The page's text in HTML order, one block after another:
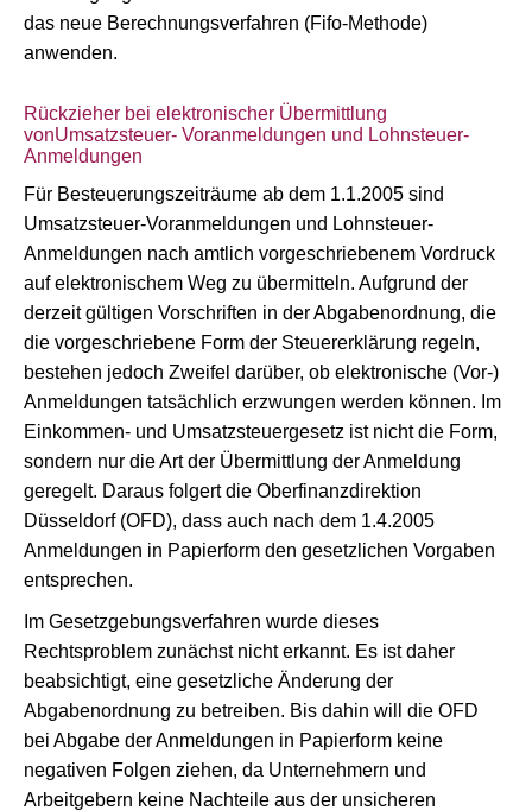
das neue Berechnungsverfahren (Fifo-Methode)
anwenden.
Rückzieher bei elektronischer Übermittlung
vonUmsatzsteuer- Voranmeldungen und Lohnsteuer-
Anmeldungen
Für Besteuerungszeiträume ab dem 1.1.2005 sind
Umsatzsteuer-Voranmeldungen und Lohnsteuer-
Anmeldungen nach amtlich vorgeschriebenem Vordruck
auf elektronischem Weg zu übermitteln. Aufgrund der
derzeit gültigen Vorschriften in der Abgabenordnung, die
die vorgeschriebene Form der Steuererklärung regeln,
bestehen jedoch Zweifel darüber, ob elektronische (Vor-)
Anmeldungen tatsächlich erzwungen werden können. Im
Einkommen- und Umsatzsteuergesetz ist nicht die Form,
sondern nur die Art der Übermittlung der Anmeldung
geregelt. Daraus folgert die Oberfinanzdirektion
Düsseldorf (OFD), dass auch nach dem 1.4.2005
Anmeldungen in Papierform den gesetzlichen Vorgaben
entsprechen.
Im Gesetzgebungsverfahren wurde dieses
Rechtsproblem zunächst nicht erkannt. Es ist daher
beabsichtigt, eine gesetzliche Änderung der
Abgabenordnung zu betreiben. Bis dahin will die OFD
bei Abgabe der Anmeldungen in Papierform keine
negativen Folgen ziehen, da Unternehmern und
Arbeitgebern keine Nachteile aus der unsicheren